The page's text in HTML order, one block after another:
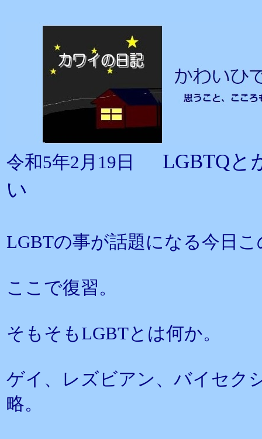
令和5年2月19日
LGBTQ
い
LGBTの事が話題になる今日こ
ここで復習。
そもそもLGBTとは何か。
ゲイ、レズビアン、バイセク
略。